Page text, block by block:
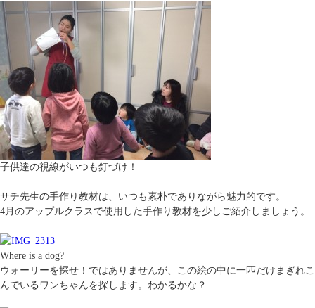
子供達の視線がいつも釘づけ！
サチ先生の手作り教材は、いつも素朴でありながら魅力的です。
4月のアップルクラスで使用した手作り教材を少しご紹介しましょう。
Where is a dog?
ウォーリーを探せ！ではありませんが、この絵の中に一匹だけまぎれこ
んでいるワンちゃんを探します。わかるかな？